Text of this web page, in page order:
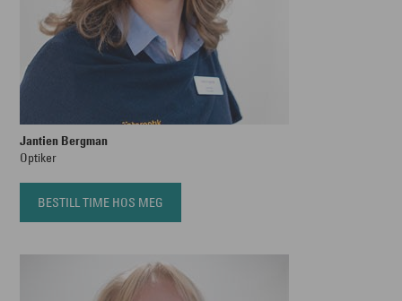
Jantien Bergman
Optiker
BESTILL TIME HOS MEG